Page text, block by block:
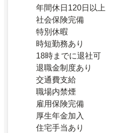
年間休日120日以上
社会保険完備
特別休暇
時短勤務あり
18時までに退社可
退職金制度あり
交通費支給
職場内禁煙
雇用保険完備
厚生年金加入
住宅手当あり